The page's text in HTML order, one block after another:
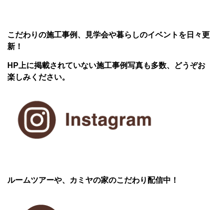
こだわりの施工事例、見学会や暮らしのイベントを日々更
新！
HP上に掲載されていない施工事例写真も多数、どうぞお
楽しみください。
ルームツアーや、カミヤの家のこだわり配信中！